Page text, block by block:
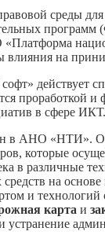
среды
влияния на
действует
проработкой
в сфере ИКТ.
в АНО «НТИ».
которые
в различные
на
и
карта и
устранение